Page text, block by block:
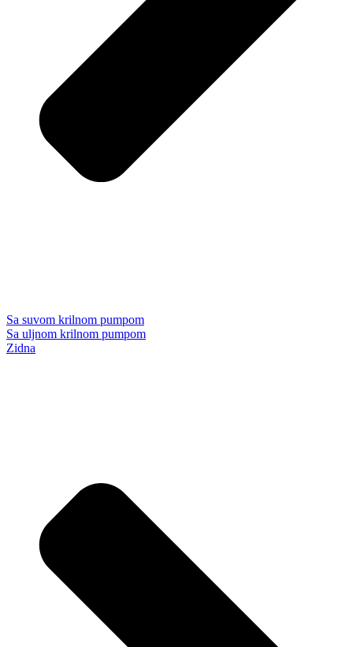
Sa suvom krilnom pumpom
Sa uljnom krilnom pumpom
Zidna